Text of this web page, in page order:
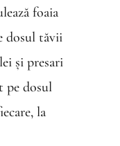
foaia
dosul tăvii
și presari
pe dosul
la